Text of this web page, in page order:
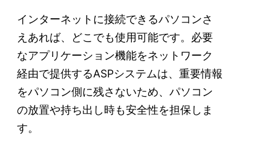
インターネットに接続できるパソコンさ
えあれば、どこでも使用可能です。必要
なアプリケーション機能をネットワーク
経由で提供するASPシステムは、重要情報
をパソコン側に残さないため、パソコン
の放置や持ち出し時も安全性を担保しま
す。